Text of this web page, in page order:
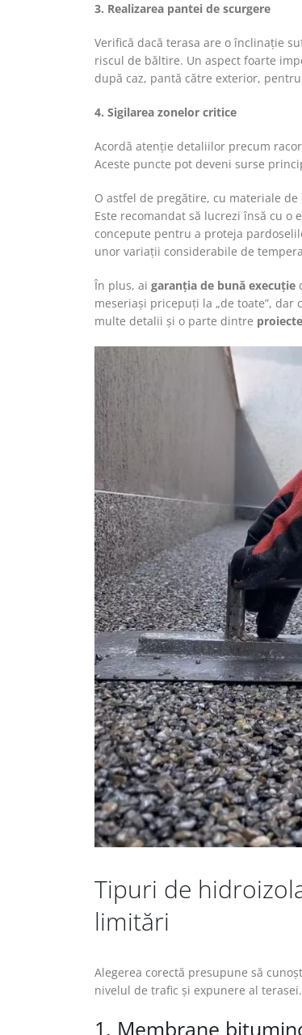
3. Realizarea pantei de scurgere
Verifică dacă terasa are o înclinație
riscul de băltire. Un aspect foarte
după caz, pantă către exterior,
4. Sigilarea zonelor critice
Acordă atenție detaliilor precum
Aceste puncte pot deveni surse
O astfel de pregătire, cu materiale
Este recomandat să lucrezi însă cu
concepute pentru a proteja
unor variații considerabile de
În plus, ai garanția de bună execuție
meseriași pricepuți la „de toate”,
multe detalii și o parte dintre
Tipuri de
limitări
Alegerea corectă presupune să
nivelul de trafic și expunere al
1. Membrane